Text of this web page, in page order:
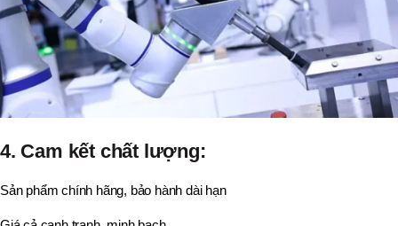
4. Cam kết chất lượng:
Sản phẩm chính hãng, bảo hành dài hạn